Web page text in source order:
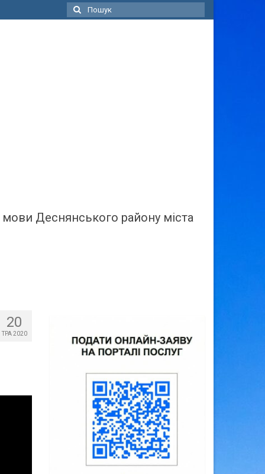
Пошук
для:
мови Деснянського району міста
20
ТРА 2020